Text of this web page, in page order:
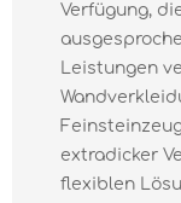
Verfügung,
Leistungen
extradicker
flexiblen